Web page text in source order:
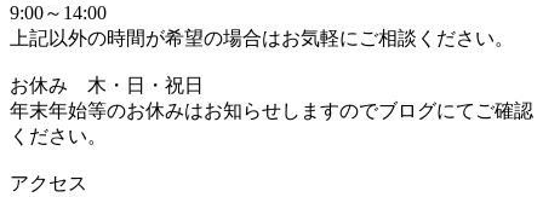
9:00～14:00
上記以外の時間が希望の場合はお気軽にご相談ください。
お休み 木・日・祝日
年末年始等のお休みはお知らせしますのでブログにてご確認
ください。
アクセス